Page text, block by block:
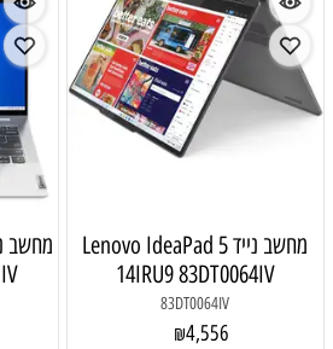
מחשב נייד Lenovo IdeaPad 5
14IRU9 83DT0064IV
83DT0064IV
₪4,556